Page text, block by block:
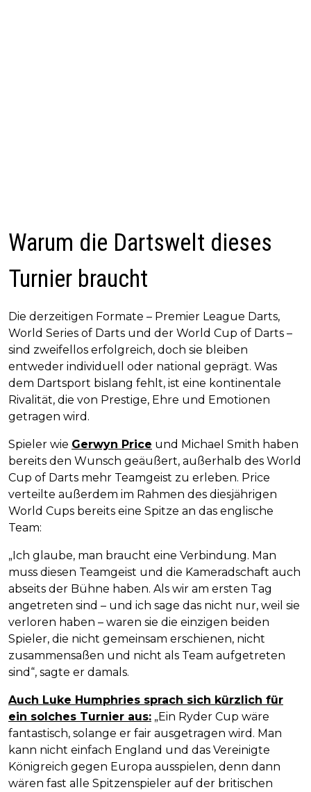
Warum die Dartswelt dieses
Turnier braucht
Die derzeitigen Formate – Premier League Darts,
World Series of Darts und der World Cup of Darts –
sind zweifellos erfolgreich, doch sie bleiben
entweder individuell oder national geprägt. Was
dem Dartsport bislang fehlt, ist eine kontinentale
Rivalität, die von Prestige, Ehre und Emotionen
getragen wird.
Spieler wie Gerwyn Price und Michael Smith haben
bereits den Wunsch geäußert, außerhalb des World
Cup of Darts mehr Teamgeist zu erleben. Price
verteilte außerdem im Rahmen des diesjährigen
World Cups bereits eine Spitze an das englische
Team:
„Ich glaube, man braucht eine Verbindung. Man
muss diesen Teamgeist und die Kameradschaft auch
abseits der Bühne haben. Als wir am ersten Tag
angetreten sind – und ich sage das nicht nur, weil sie
verloren haben – waren sie die einzigen beiden
Spieler, die nicht gemeinsam erschienen, nicht
zusammensaßen und nicht als Team aufgetreten
sind“, sagte er damals.
Auch Luke Humphries sprach sich kürzlich für
ein solches Turnier aus: „Ein Ryder Cup wäre
fantastisch, solange er fair ausgetragen wird. Man
kann nicht einfach England und das Vereinigte
Königreich gegen Europa ausspielen, denn dann
wären fast alle Spitzenspieler auf der britischen